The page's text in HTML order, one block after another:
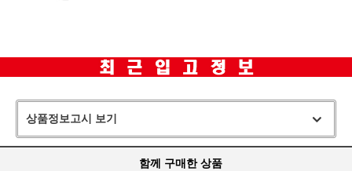
상품정보고시 보기
함께 구매한 상품